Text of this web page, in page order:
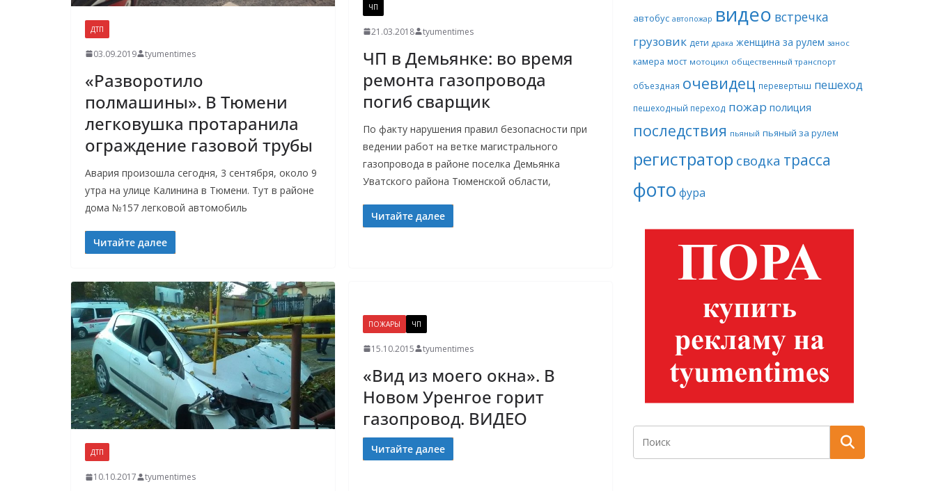
ДТП
03.09.2019 tyumentimes
«Разворотило
полмашины». В Тюмени
легковушка протаранила
ограждение газовой трубы
Авария произошла сегодня, 3 сентября, около 9
утра на улице Калинина в Тюмени. Тут в районе
дома №157 легковой автомобиль
Читайте далее
ЧП
21.03.2018 tyumentimes
ЧП в Демьянке: во время
ремонта газопровода
погиб сварщик
По факту нарушения правил безопасности при
ведении работ на ветке магистрального
газопровода в районе поселка Демьянка
Уватского района Тюменской области,
Читайте далее
ДТП
10.10.2017 tyumentimes
ПОЖАРЫ ЧП
15.10.2015 tyumentimes
«Вид из моего окна». В
Новом Уренгое горит
газопровод. ВИДЕО
Читайте далее
автобус автопожар видео встречка
грузовик дети драка женщина за рулем занос
камера мост мотоцикл общественный транспорт
объездная очевидец перевертыш пешеход
пешеходный переход пожар полиция
последствия пьяный пьяный за рулем
регистратор сводка трасса
фото фура